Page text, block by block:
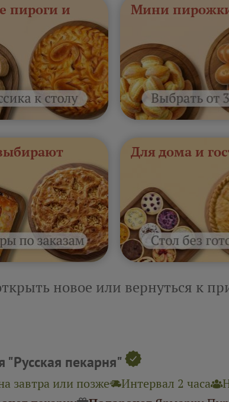
пироги и
Мини
Для дома и
новое или вернуться к
"Русская пекарня"
завтра или позже Интервал 2 часа